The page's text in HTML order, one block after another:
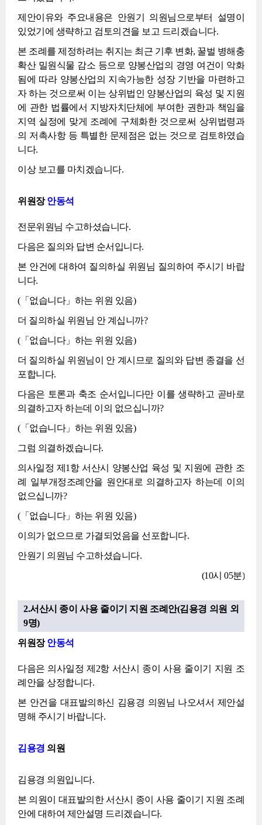
제안이유와 주요내용은 안원기 의원님으로부터 설명이
있었기에 생략하고 검토의견을 보고 드리겠습니다.
본 조례를 제정하려는 취지는 최근 기후 변화, 꿀벌 병해충
확산 밀원식물 감소 등으로 양봉산업의 경영 여건이 악화
됨에 따라 양봉산업의 지속가능한 성장 기반을 마련하고
자 하는 것으로써 이는 상위법인 양봉산업의 육성 및 지원
에 관한 법률에서 지방자치단체에 부여한 권한과 책임을
지역 실정에 맞게 조례에 구체화한 것으로써 상위법령과
의 저촉사항 등 특별한 문제점은 없는 것으로 검토하였습
니다.
이상 보고를 마치겠습니다.
위원장안동석
전문위원님 수고하셨습니다.
다음은 질의와 답변 순서입니다.
본 안건에 대하여 질의하실 위원님 질의하여 주시기 바랍
니다.
(「없습니다」하는 위원 있음)
더 질의하실 위원님 안 계십니까?
(「없습니다」하는 위원 있음)
더 질의하실 위원님이 안 계시므로 질의와 답변 종결을 선
포합니다.
다음은 토론과 축조 순서입니다만 이를 생략하고 곧바로
의결하고자 하는데 이의 없으십니까?
(「없습니다」하는 위원 있음)
그럼 의결하겠습니다.
의사일정 제1항 서산시 양봉산업 육성 및 지원에 관한 조
례 일부개정조례안을 원안대로 의결하고자 하는데 이의
없으십니까?
(「없습니다」하는 위원 있음)
이의가 없으므로 가결되었음을 선포합니다.
안원기 의원님 수고하셨습니다.
(10시 05분)
2.서산시 종이 사용 줄이기 지원 조례안(김용경 의원 외
9명)
위원장안동석
다음은 의사일정 제2항 서산시 종이 사용 줄이기 지원 조
례안을 상정합니다.
본 안건을 대표발의하신 김용경 의원님 나오셔서 제안설
명해 주시기 바랍니다.
김용경 의원
김용경 의원입니다.
본 의원이 대표발의한 서산시 종이 사용 줄이기 지원 조례
안에 대하여 제안설명 드리겠습니다.